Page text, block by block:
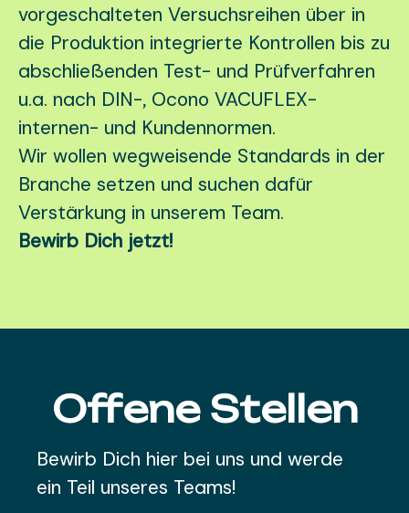
vorgeschalteten Versuchsreihen über in
die Produktion integrierte Kontrollen bis zu
abschließenden Test- und Prüfverfahren
u.a. nach DIN-, Ocono VACUFLEX-
internen- und Kundennormen.
Wir wollen wegweisende Standards in der
Branche setzen und suchen dafür
Verstärkung in unserem Team.
Bewirb Dich jetzt!
Offene Stellen
Bewirb Dich hier bei uns und werde
ein Teil unseres Teams!